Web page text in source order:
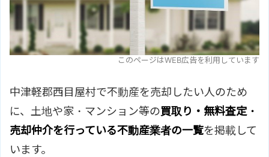
このページはWEB広告を利用しています
中津軽郡西目屋村で不動産を売却したい人のため
に、土地や家・マンション等の買取り・無料査定・
売却仲介を行っている不動産業者の一覧を掲載して
います。